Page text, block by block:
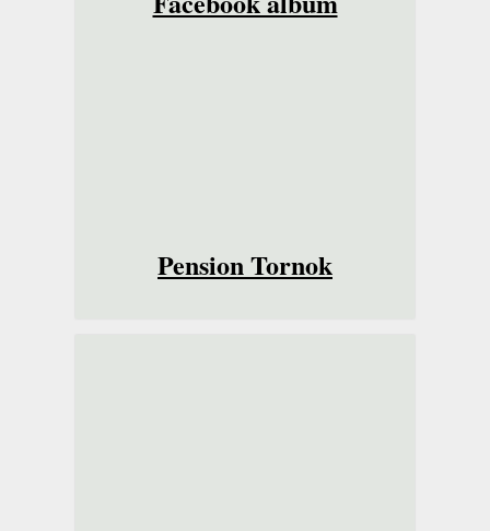
Pension Tornok